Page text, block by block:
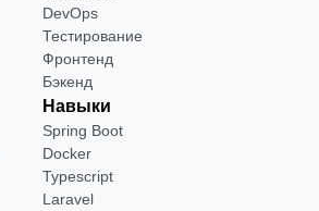
DevOps
Тестирование
Фронтенд
Бэкенд
Навыки
Spring Boot
Docker
Typescript
Laravel